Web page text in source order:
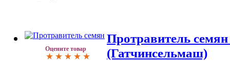
Оцените товар
Протравитель
(Гатчинсельмаш)